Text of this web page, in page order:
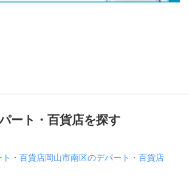
ート・百貨店を探す
ト・百貨店岡山市南区のデパート・百貨店